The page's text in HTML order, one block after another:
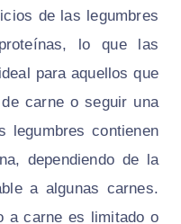
de las legumbres
lo que las
para aquellos que
carne o seguir una
legumbres contienen
dependiendo de la
a algunas carnes.
a carne es limitado o